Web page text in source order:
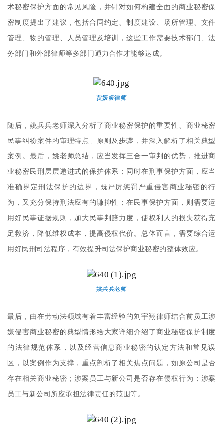
术秘密保护方面的常见风险，并针对如何构建全面的商业秘密保
密制度提出了建议，包括合同约定、制度建设、场所管理、文件
管理、物的管理、人员管理及培训，这些工作需要技术部门、法
务部门和外部律师等多部门通力合作才能够达成。
贾媛媛律师
随后，姚兵兵老师深入分析了商业秘密保护的重要性、商业秘密
民事纠纷案件的审理特点、原则及步骤，并深入解析了相关典型
案例。最后，姚老师总结，应当发挥三合一审判的优势，推进商
业秘密民刑层层递进式的保护体系；同时在刑事保护方面，应当
准确界定刑法保护的边界，既严厉惩罚严重侵害商业秘密的行
为，又充分保持刑法应有的谦抑性；在民事保护方面，则需要运
用好民事证据规则，加大民事判赔力度，使权利人的损失获得充
足救济，降低维权成本，提高侵权代价。总体而言，需要综合运
用好民刑司法程序，有效提升司法保护商业秘密的整体效应。
姚兵兵老师
最后，由在劳动法领域有着丰富经验的刘宇翔律师结合前员工涉
嫌侵害商业秘密的典型情形给大家详细介绍了商业秘密保护制度
的法律规范体系，以及经营信息商业秘密的认定方法和常见误
区，以案例作为支撑，重点剖析了相关焦点问题，如原公司是否
存在相关商业秘密；涉案员工与新公司是否存在侵权行为；涉案
员工与新公司所应承担法律责任的范围等。